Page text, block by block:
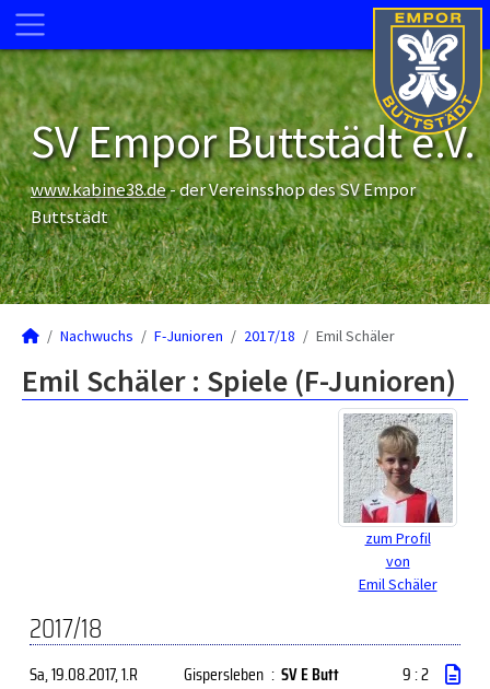
SV Empor Buttstädt e.V.
www.kabine38.de- der Vereinsshop des SV Empor
Buttstädt
Nachwuchs F-Junioren 2017/18 Emil Schäler
Emil Schäler : Spiele (F-Junioren)
zum Profil
von
Emil Schäler
2017/18
Sa, 19.08.2017, 1.R Gispersleben : SV E Butt
9 : 2